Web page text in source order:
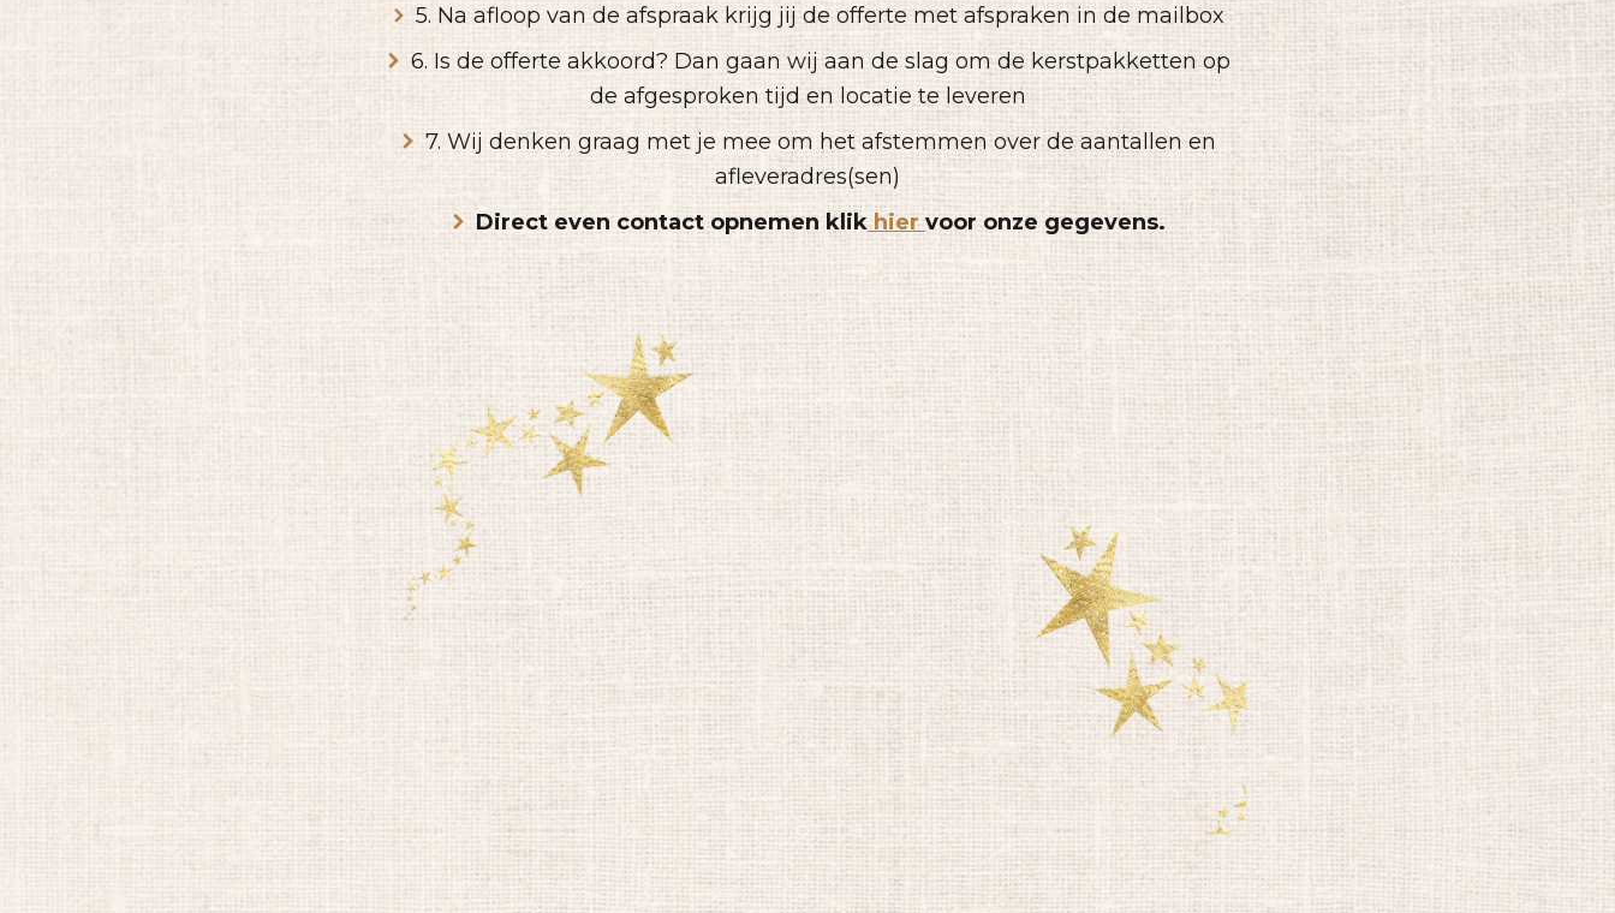
5. Na afloop van de afspraak krijg jij de offerte met afspraken in de mailbox
6. Is de offerte akkoord? Dan gaan wij aan de slag om de kerstpakketten op
de afgesproken tijd en locatie te leveren
7. Wij denken graag met je mee om het afstemmen over de aantallen en
afleveradres(sen)
Direct even contact opnemen klik hier voor onze gegevens.